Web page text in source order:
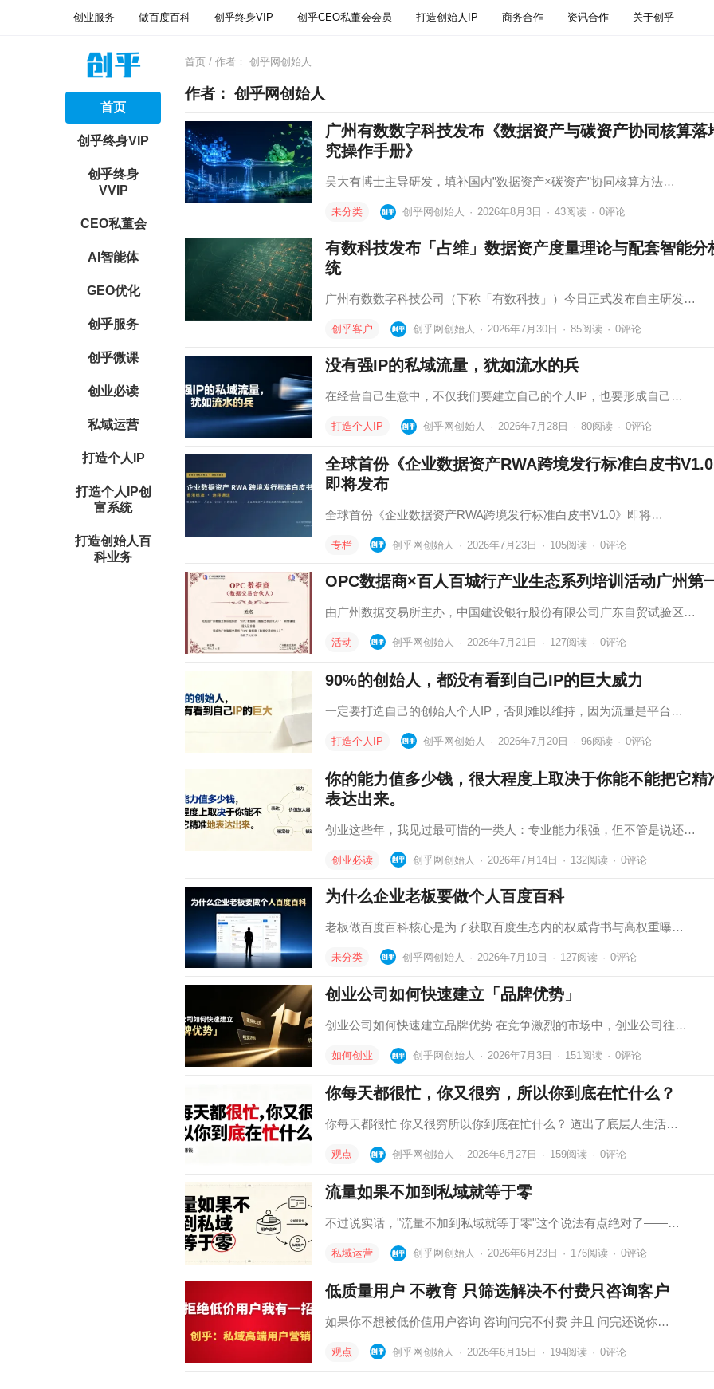
创业服务 做百度百科 创乎终身VIP 创乎CEO私董会会员 打造创始人IP 商务合作 资讯合作 关于创乎
首页
创乎终身VIP
创乎终身
VVIP
CEO私董会
AI智能体
GEO优化
创乎服务
创乎微课
创业必读
私域运营
打造个人IP
打造个人IP创
富系统
打造创始人百
科业务
首页 / 作者： 创乎网创始人
作者： 创乎网创始人
广州有数数字科技发布《数据资产与碳资产协同核算落
究操作手册》
吴大有博士主导研发，填补国内”数据资产×碳资产”协同核算方法…
未分类 创乎网创始人 · 2026年8月3日 · 43阅读 · 0评论
有数科技发布「占维」数据资产度量理论与配套智能分
统
广州有数数字科技公司（下称「有数科技」）今日正式发布自主研发…
创乎客户 创乎网创始人 · 2026年7月30日 · 85阅读 · 0评论
没有强IP的私域流量，犹如流水的兵
在经营自己生意中，不仅我们要建立自己的个人IP，也要形成自己…
打造个人IP 创乎网创始人 · 2026年7月28日 · 80阅读 · 0评论
全球首份《企业数据资产RWA跨境发行标准白皮书
即将发布
全球首份《企业数据资产RWA跨境发行标准白皮书V1.0》即将…
专栏 创乎网创始人 · 2026年7月23日 · 105阅读 · 0评论
OPC数据商×百人百城行产业生态系列培训活动广州第
由广州数据交易所主办，中国建设银行股份有限公司广东自贸试验区…
活动 创乎网创始人 · 2026年7月21日 · 127阅读 · 0评论
90%的创始人，都没有看到自己IP的巨大威力
一定要打造自己的创始人个人IP，否则难以维持，因为流量是平台…
打造个人IP 创乎网创始人 · 2026年7月20日 · 96阅读 · 0评论
你的能力值多少钱，很大程度上取决于你能不能把它精
表达出来。
创业这些年，我见过最可惜的一类人：专业能力很强，但不管是说还…
创业必读 创乎网创始人 · 2026年7月14日 · 132阅读 · 0评论
为什么企业老板要做个人百度百科
老板做百度百科核心是为了获取‌百度生态内的权威背书与高权重曝…
未分类 创乎网创始人 · 2026年7月10日 · 127阅读 · 0评论
创业公司如何快速建立「品牌优势」
创业公司如何快速建立品牌优势 在竞争激烈的市场中，创业公司往…
如何创业 创乎网创始人 · 2026年7月3日 · 151阅读 · 0评论
你每天都很忙，你又很穷，所以你到底在忙什么？
你每天都很忙 你又很穷所以你到底在忙什么？ 道出了底层人生活…
观点 创乎网创始人 · 2026年6月27日 · 159阅读 · 0评论
流量如果不加到私域就等于零
不过说实话，"流量不加到私域就等于零"这个说法有点绝对了——…
私域运营 创乎网创始人 · 2026年6月23日 · 176阅读 · 0评论
低质量用户 不教育 只筛选解决不付费只咨询客户
如果你不想被低价值用户咨询 咨询问完不付费 并且 问完还说你…
观点 创乎网创始人 · 2026年6月15日 · 194阅读 · 0评论